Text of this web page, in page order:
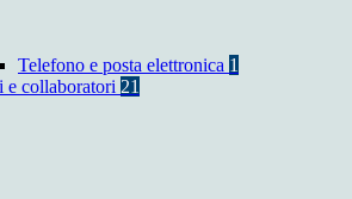
Telefono e posta elettronica 1
e collaboratori 21